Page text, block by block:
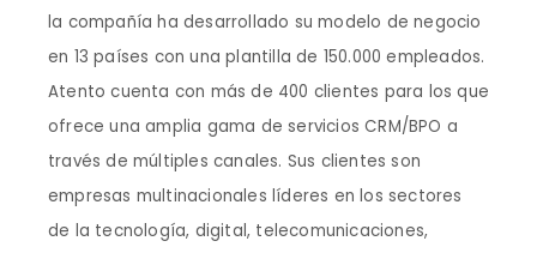
la compañía ha desarrollado su modelo de negocio
en 13 países con una plantilla de 150.000 empleados.
Atento cuenta con más de 400 clientes para los que
ofrece una amplia gama de servicios CRM/BPO a
través de múltiples canales. Sus clientes son
empresas multinacionales líderes en los sectores
de la tecnología, digital, telecomunicaciones,